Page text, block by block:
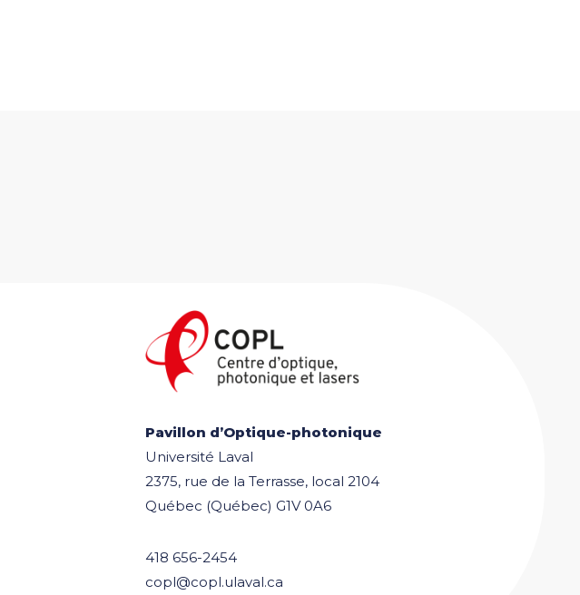
Pavillon d’Optique-photonique
Université Laval
2375, rue de la Terrasse, local 2104
Québec (Québec) G1V 0A6
418 656-2454
copl@copl.ulaval.ca